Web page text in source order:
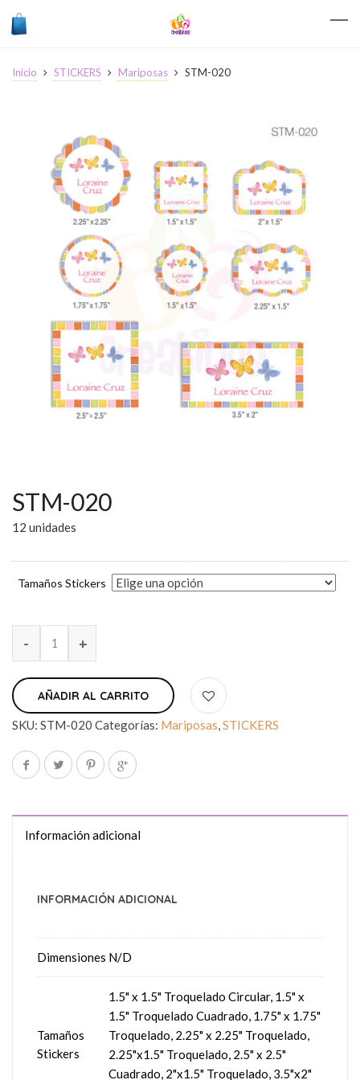
Inicio STICKERS Mariposas STM-020
STM-020
12 unidades
Tamaños Stickers
AÑADIR AL CARRITO
SKU: STM-020 Categorías: Mariposas,STICKERS
Información adicional
INFORMACIÓN ADICIONAL
Dimensiones N/D
Tamaños
Stickers
1.5" x 1.5" Troquelado Circular, 1.5" x
1.5" Troquelado Cuadrado, 1.75" x 1.75"
Troquelado, 2.25" x 2.25" Troquelado,
2.25"x1.5" Troquelado, 2.5" x 2.5"
Cuadrado, 2"x1.5" Troquelado, 3.5"x2"